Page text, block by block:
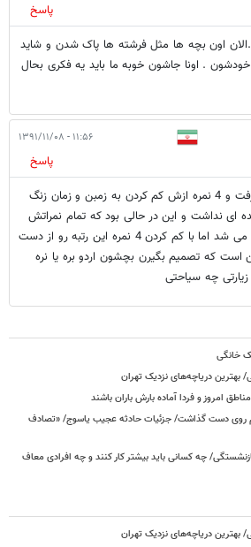
پاسخ
اون بچه ها مثل فرشته ها پاک شدن و شاید
. اونا جاشون خوبه ما باید یه فکری بحال
۱۱:۵۶ - ۱۳۹۱/۱۱/۰۸
پاسخ
دختر خود من به این اردو نرفت و 4 نمره ازش کم کردن به زمبن و زمان زنگ
ای نداشت و این در حالی بود که تمام نمراتش
بیست بود و باید شاگرد اول می شد اما با کم کردن 4 نمره این رتبه رو از دست
که تصمیم بگیرن بچشون اردو بره یا نره
چه سیاحتی
خانگی
امروز و فردا آماده بارش باران باشند
تصادف، ۱۴ مصدوم روی دست گذاشت/ جزئیات حادثه عجیب یاسوج/ «تصادف
چه کسانی باید بیشتر کار کنند و چه افرادی معاف